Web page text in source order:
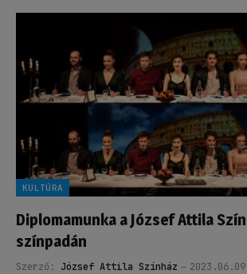
KULTÚRA
Diplomamunka a József Attila
színpadán
Szerző: József Attila Színház